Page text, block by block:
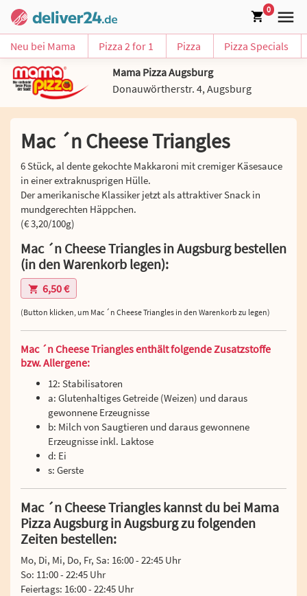
0
Neu bei Mama Pizza 2 for 1 Pizza
Pizza Specials
Mama Pizza Augsburg
Donauwörtherstr. 4, Augsburg
Mac ´n Cheese Triangles
6 Stück, al dente gekochte Makkaroni mit cremiger Käsesauce
in einer extraknusprigen Hülle.
Der amerikanische Klassiker jetzt als attraktiver Snack in
mundgerechten Häppchen.
(€ 3,20/100g)
Mac ´n Cheese Triangles in Augsburg bestellen
(in den Warenkorb legen):
6,50 €
(Button klicken, um Mac ´n Cheese Triangles in den Warenkorb zu legen)
Mac ´n Cheese Triangles enthält folgende Zusatzstoffe
bzw. Allergene:
12: Stabilisatoren
a: Glutenhaltiges Getreide (Weizen) und daraus
gewonnene Erzeugnisse
b: Milch von Saugtieren und daraus gewonnene
Erzeugnisse inkl. Laktose
d: Ei
s: Gerste
Mac ´n Cheese Triangles kannst du bei Mama
Pizza Augsburg in Augsburg zu folgenden
Zeiten bestellen:
Mo, Di, Mi, Do, Fr, Sa: 16:00 - 22:45 Uhr
So: 11:00 - 22:45 Uhr
Feiertags: 16:00 - 22:45 Uhr